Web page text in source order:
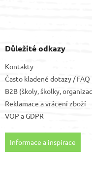
Důležité odkazy
Kontakty
Často kladené dotazy / FAQ
B2B (školy, školky,
Reklamace a vrácení zboží
VOP aGDPR
Informace a inspirace